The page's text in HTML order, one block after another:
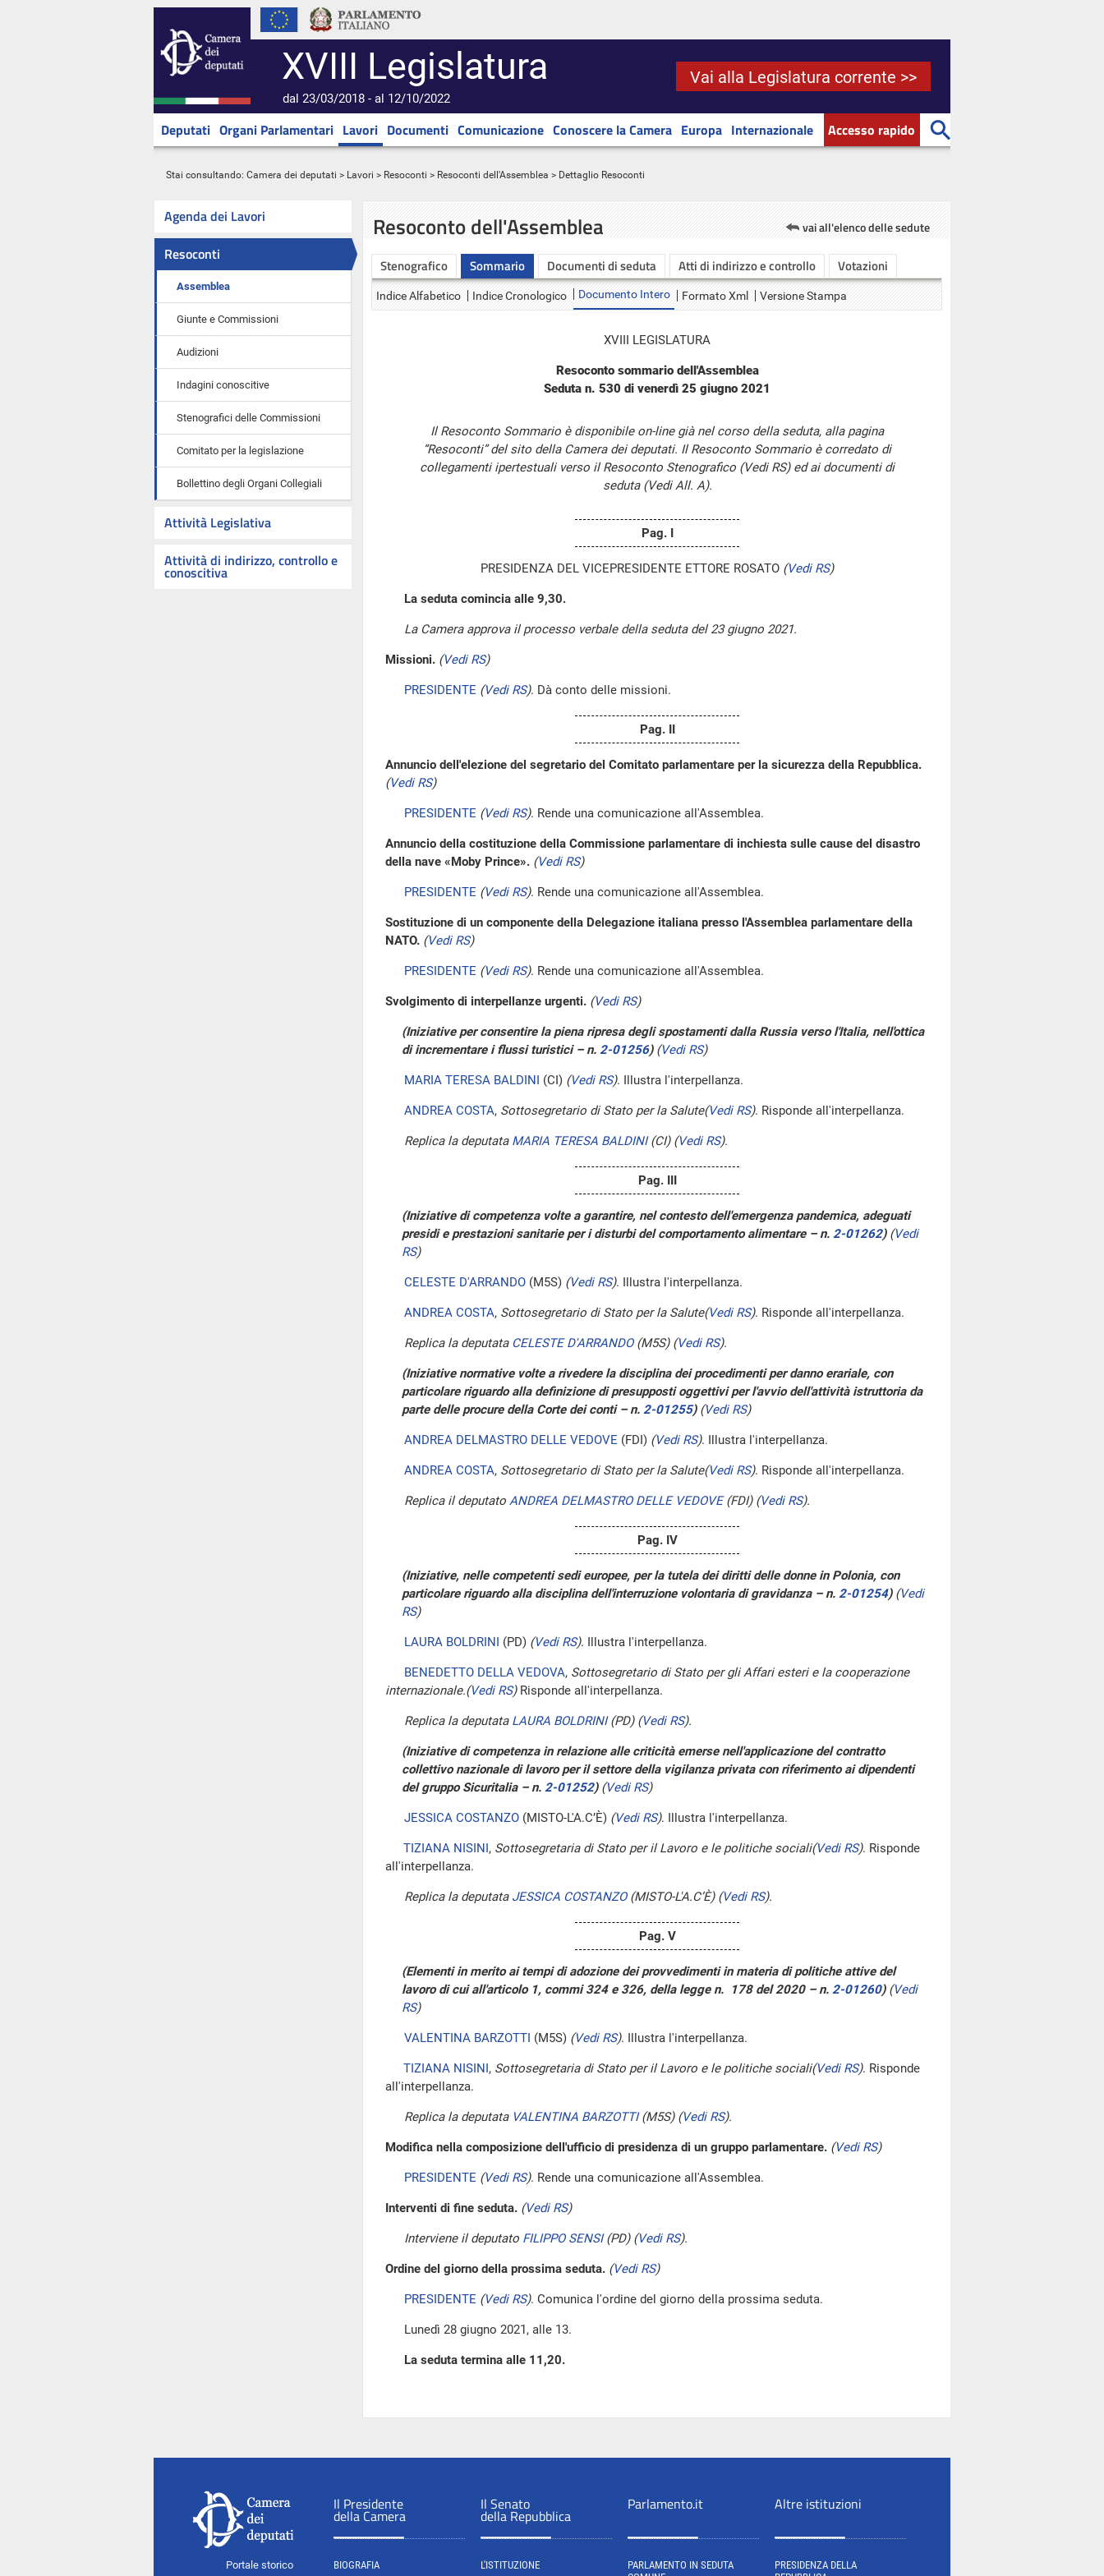
XVIII Legislatura
dal 23/03/2018 - al 12/10/2022
Vai alla Legislatura corrente >>
Deputati Organi Parlamentari Lavori Documenti Comunicazione Conoscere la Camera Europa Internazionale Accesso rapido
Stai consultando: Camera dei deputati > Lavori > Resoconti > Resoconti dell'Assemblea > Dettaglio Resoconti
Agenda dei Lavori
Resoconti
Assemblea
Giunte e Commissioni
Audizioni
Indagini conoscitive
Stenografici delle Commissioni
Comitato per la legislazione
Bollettino degli Organi Collegiali
Attività Legislativa
Attività di indirizzo, controllo e
conoscitiva
Resoconto dell'Assemblea vai all'elenco delle sedute
Stenografico Sommario Documenti di seduta Atti di indirizzo e controllo Votazioni
Indice Alfabetico Indice Cronologico Documento Intero Formato Xml Versione Stampa
XVIII LEGISLATURA
Resoconto sommario dell'Assemblea
Seduta n. 530 di venerdì 25 giugno 2021
Il Resoconto Sommario è disponibile on-line già nel corso della seduta, alla pagina
“Resoconti” del sito della Camera dei deputati. Il Resoconto Sommario è corredato di
collegamenti ipertestuali verso il Resoconto Stenografico (Vedi RS) ed ai documenti di
seduta (Vedi All. A).
Pag. I
PRESIDENZA DEL VICEPRESIDENTE ETTORE ROSATO (Vedi RS)
La seduta comincia alle 9,30.
La Camera approva il processo verbale della seduta del 23 giugno 2021.
Missioni. (Vedi RS)
PRESIDENTE (Vedi RS). Dà conto delle missioni.
Pag. II
Annuncio dell'elezione del segretario del Comitato parlamentare per la sicurezza della Repubblica.
(Vedi RS)
PRESIDENTE (Vedi RS). Rende una comunicazione all'Assemblea.
Annuncio della costituzione della Commissione parlamentare di inchiesta sulle cause del disastro
della nave «Moby Prince». (Vedi RS)
PRESIDENTE (Vedi RS). Rende una comunicazione all'Assemblea.
Sostituzione di un componente della Delegazione italiana presso l'Assemblea parlamentare della
NATO. (Vedi RS)
PRESIDENTE (Vedi RS). Rende una comunicazione all'Assemblea.
Svolgimento di interpellanze urgenti. (Vedi RS)
(Iniziative per consentire la piena ripresa degli spostamenti dalla Russia verso l'Italia, nell'ottica
di incrementare i flussi turistici – n. 2-01256) (Vedi RS)
MARIA TERESA BALDINI (CI) (Vedi RS). Illustra l'interpellanza.
ANDREA COSTA, Sottosegretario di Stato per la Salute(Vedi RS). Risponde all'interpellanza.
Replica la deputata MARIA TERESA BALDINI(CI) (Vedi RS).
Pag. III
(Iniziative di competenza volte a garantire, nel contesto dell'emergenza pandemica, adeguati
presidi e prestazioni sanitarie per i disturbi del comportamento alimentare – n. 2-01262) (Vedi
RS)
CELESTE D'ARRANDO (M5S) (Vedi RS). Illustra l'interpellanza.
ANDREA COSTA, Sottosegretario di Stato per la Salute(Vedi RS). Risponde all'interpellanza.
Replica la deputata CELESTE D'ARRANDO(M5S) (Vedi RS).
(Iniziative normative volte a rivedere la disciplina dei procedimenti per danno erariale, con
particolare riguardo alla definizione di presupposti oggettivi per l'avvio dell'attività istruttoria da
parte delle procure della Corte dei conti – n. 2-01255) (Vedi RS)
ANDREA DELMASTRO DELLE VEDOVE (FDI) (Vedi RS). Illustra l'interpellanza.
ANDREA COSTA, Sottosegretario di Stato per la Salute(Vedi RS). Risponde all'interpellanza.
Replica il deputato ANDREA DELMASTRO DELLE VEDOVE(FDI) (Vedi RS).
Pag. IV
(Iniziative, nelle competenti sedi europee, per la tutela dei diritti delle donne in Polonia, con
particolare riguardo alla disciplina dell'interruzione volontaria di gravidanza – n. 2-01254) (Vedi
RS)
LAURA BOLDRINI (PD) (Vedi RS). Illustra l'interpellanza.
BENEDETTO DELLA VEDOVA, Sottosegretario di Stato per gli Affari esteri e la cooperazione
internazionale.(Vedi RS)Risponde all'interpellanza.
Replica la deputata LAURA BOLDRINI(PD) (Vedi RS).
(Iniziative di competenza in relazione alle criticità emerse nell'applicazione del contratto
collettivo nazionale di lavoro per il settore della vigilanza privata con riferimento ai dipendenti
del gruppo Sicuritalia – n. 2-01252) (Vedi RS)
JESSICA COSTANZO (MISTO-L'A.C’È) (Vedi RS). Illustra l'interpellanza.
TIZIANA NISINI, Sottosegretaria di Stato per il Lavoro e le politiche sociali(Vedi RS). Risponde
all'interpellanza.
Replica la deputata JESSICA COSTANZO(MISTO-L'A.C’È) (Vedi RS).
Pag. V
(Elementi in merito ai tempi di adozione dei provvedimenti in materia di politiche attive del
lavoro di cui all'articolo 1, commi 324 e 326, della legge n. 178 del 2020 – n. 2-01260) (Vedi
RS)
VALENTINA BARZOTTI (M5S) (Vedi RS). Illustra l'interpellanza.
TIZIANA NISINI, Sottosegretaria di Stato per il Lavoro e le politiche sociali(Vedi RS). Risponde
all'interpellanza.
Replica la deputata VALENTINA BARZOTTI(M5S) (Vedi RS).
Modifica nella composizione dell'ufficio di presidenza di un gruppo parlamentare. (Vedi RS)
PRESIDENTE (Vedi RS). Rende una comunicazione all'Assemblea.
Interventi di fine seduta. (Vedi RS)
Interviene il deputato FILIPPO SENSI(PD) (Vedi RS).
Ordine del giorno della prossima seduta. (Vedi RS)
PRESIDENTE (Vedi RS). Comunica l'ordine del giorno della prossima seduta.
Lunedì 28 giugno 2021, alle 13.
La seduta termina alle 11,20.
Portale storico
Il Presidente
della Camera
BIOGRAFIA
Il Senato
della Repubblica
L'ISTITUZIONE
Parlamento.it
PARLAMENTO IN SEDUTA
Altre istituzioni
PRESIDENZA DELLA